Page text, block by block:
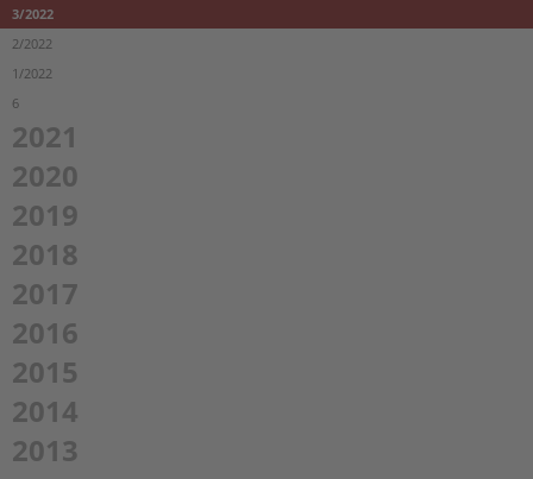
3/2022
2/2022
1/2022
6
2021
2020
2019
2018
2017
2016
2015
2014
2013